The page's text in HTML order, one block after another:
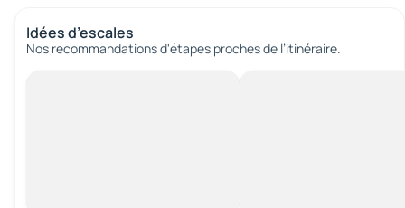
Idées d’escales
Nos recommandations d'étapes proches de l’itinéraire.